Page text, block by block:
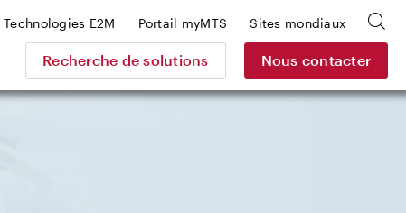
Recherche de solutions Nous contacter
Technologies E2M Portail myMTS Sites mondiaux